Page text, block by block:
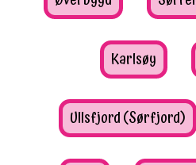
Karlsøy
Ullsfjord (Sørfjord)